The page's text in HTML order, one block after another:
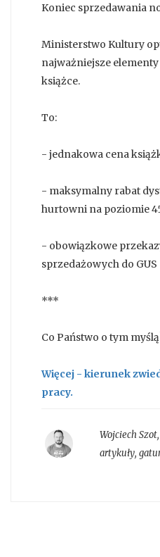
Koniec sprzedawania
Ministerstwo Kultury
najważniejsze
książce.
To:
- jednakowa cena
- maksymalny rabat
hurtowni na poziomie
- obowiązkowe
sprzedażowych do GUS
***
Co Państwo o tym
Więcej - kierunek
pracy.
Wojciech Szot,
artykuły,